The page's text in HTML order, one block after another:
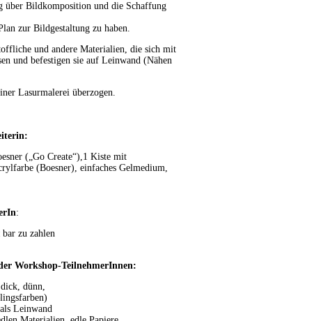
über Bildkomposition und die Schaffung
zur Bildgestaltung zu haben.
und andere Materialien, die sich mit
und befestigen sie auf Leinwand (Nähen
Lasurmalerei überzogen.
(„Go Create“),1 Kiste mit
(Boesner), einfaches Gelmedium,
:
zu zahlen
Workshop-TeilnehmerInnen:
dünn,
Leinwand